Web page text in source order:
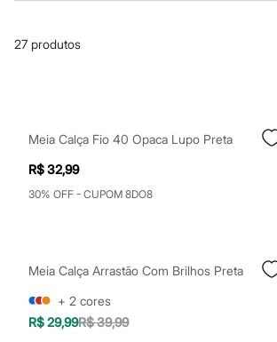
Casacos e Jaquetas
Macacões
Saias
Bonés e Chapéus
Bijoux
Cintos
Óculos
Relógios
Sandálias
Sapatilhas
Tênis
Marcas
27 produtos
Meia Calça Fio 40 Opaca Lupo Preta
R$ 32,99
30% OFF - CUPOM 8DO8
Meia Calça Arrastão Com Brilhos Preta
+ 2 cores
R$ 29,99R$ 39,99